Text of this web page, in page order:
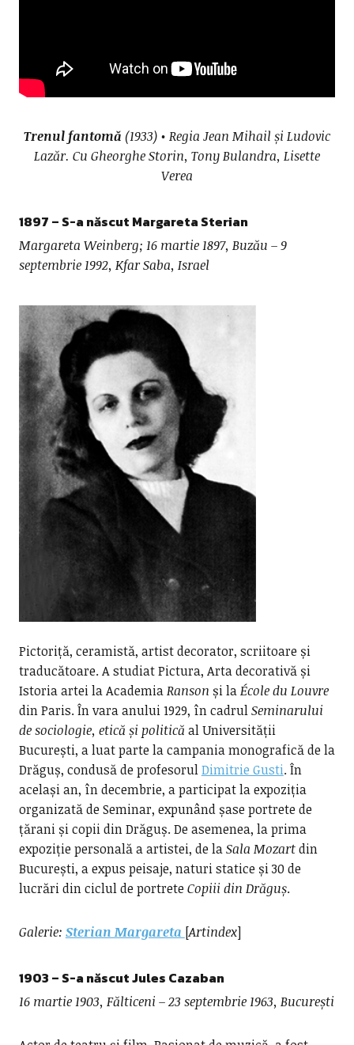
Trenul fantomă (1933) • Regia Jean Mihail și Ludovic
Lazăr. Cu Gheorghe Storin, Tony Bulandra, Lisette
Verea
1897 – S-a născut Margareta Sterian
Margareta Weinberg; 16 martie 1897, Buzău – 9
septembrie 1992, Kfar Saba, Israel
Pictoriță, ceramistă, artist decorator, scriitoare și
traducătoare. A studiat Pictura, Arta decorativă și
Istoria artei la AcademiaRanson și laÉcole du Louvre
din Paris. În vara anului 1929, în cadrulSeminarului
de sociologie, etică și politică al Universității
București, a luat parte la campania monografică de la
Drăguș, condusă de profesorulDimitrie Gusti. În
același an, în decembrie, a participat la expoziția
organizată de Seminar, expunând șase portrete de
țărani și copii din Drăguș. De asemenea, la prima
expoziție personală a artistei, de laSala Mozartdin
București, a expus peisaje, naturi statice și 30 de
lucrări din ciclul de portreteCopiii din Drăguș.
Galerie: Sterian Margareta [Artindex]
1903 – S-a născutJules Cazaban
16 martie 1903, Fălticeni – 23 septembrie 1963, București